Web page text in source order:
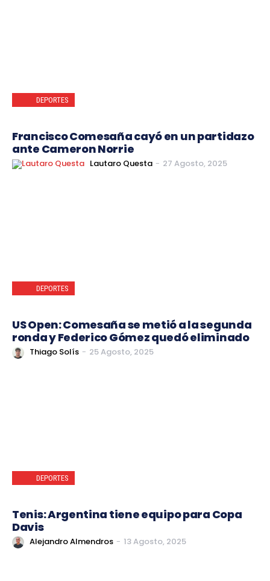
DEPORTES
Francisco Comesaña cayó en un partidazo
ante Cameron Norrie
Lautaro Questa - 27 Agosto, 2025
DEPORTES
US Open: Comesaña se metió a la segunda
ronda y Federico Gómez quedó eliminado
Thiago Solís - 25 Agosto, 2025
DEPORTES
Tenis: Argentina tiene equipo para Copa
Davis
Alejandro Almendros - 13 Agosto, 2025